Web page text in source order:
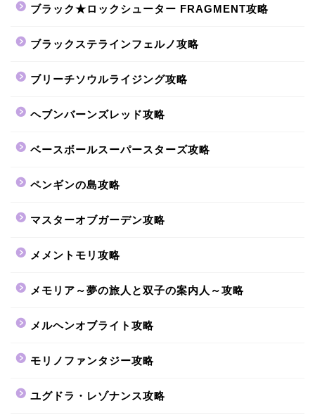
ブラック★ロックシューター FRAGMENT攻略
ブラックステラインフェルノ攻略
ブリーチソウルライジング攻略
ヘブンバーンズレッド攻略
ベースボールスーパースターズ攻略
ペンギンの島攻略
マスターオブガーデン攻略
メメントモリ攻略
メモリア～夢の旅人と双子の案内人～攻略
メルヘンオブライト攻略
モリノファンタジー攻略
ユグドラ・レゾナンス攻略